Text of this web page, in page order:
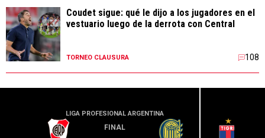
Coudet sigue: qué le dijo a los jugadores en el
vestuario luego de la derrota con Central
TORNEO CLAUSURA 108
LIGA PROFESIONAL ARGENTINA
FINAL